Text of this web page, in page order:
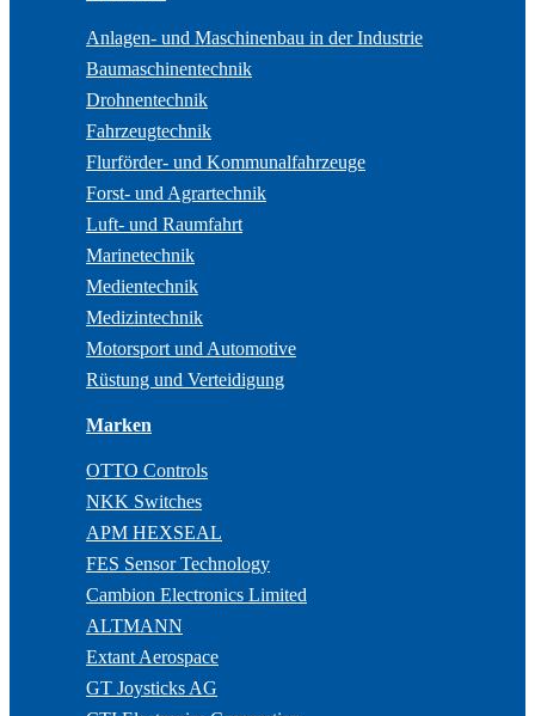
Anlagen- und Maschinenbau in der Industrie
Baumaschinentechnik
Drohnentechnik
Fahrzeugtechnik
Flurförder- und Kommunalfahrzeuge
Forst- und Agrartechnik
Luft- und Raumfahrt
Marinetechnik
Medientechnik
Medizintechnik
Motorsport und Automotive
Rüstung und Verteidigung
Marken
OTTO Controls
NKK Switches
APM HEXSEAL
FES Sensor Technology
Cambion Electronics Limited
ALTMANN
Extant Aerospace
GT Joysticks AG